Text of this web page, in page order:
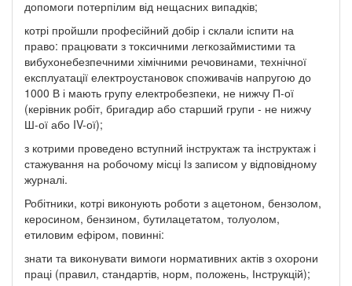
допомоги потерпілим від нещасних випадків;
котрі пройшли професійний добір і склали іспити на
право: працювати з токсичними легкозаймистими та
вибухонебезпечними хімічними речовинами, технічної
експлуатації електроустановок споживачів напругою до
1000 В і мають групу електробезпеки, не нижчу П-ої
(керівник робіт, бригадир або старший групи - не нижчу
Ш-ої або IV-ої);
з котрими проведено вступний інструктаж та інструктаж і
стажування на робочому місці Із записом у відповідному
журналі.
Робітники, котрі виконують роботи з ацетоном, бензолом,
керосином, бензином, бутилацетатом, толуолом,
етиловим ефіром, повинні:
знати та виконувати вимоги нормативних актів з охорони
праці (правил, стандартів, норм, положень, Інструкцій);